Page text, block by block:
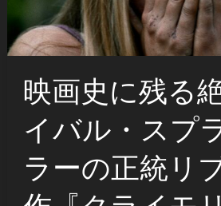
映画史に残る
イバル・スプ
ラーの正統リ